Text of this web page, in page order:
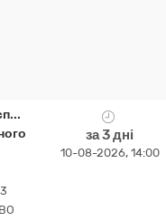
за 3 дні
10-08-2026, 14:00